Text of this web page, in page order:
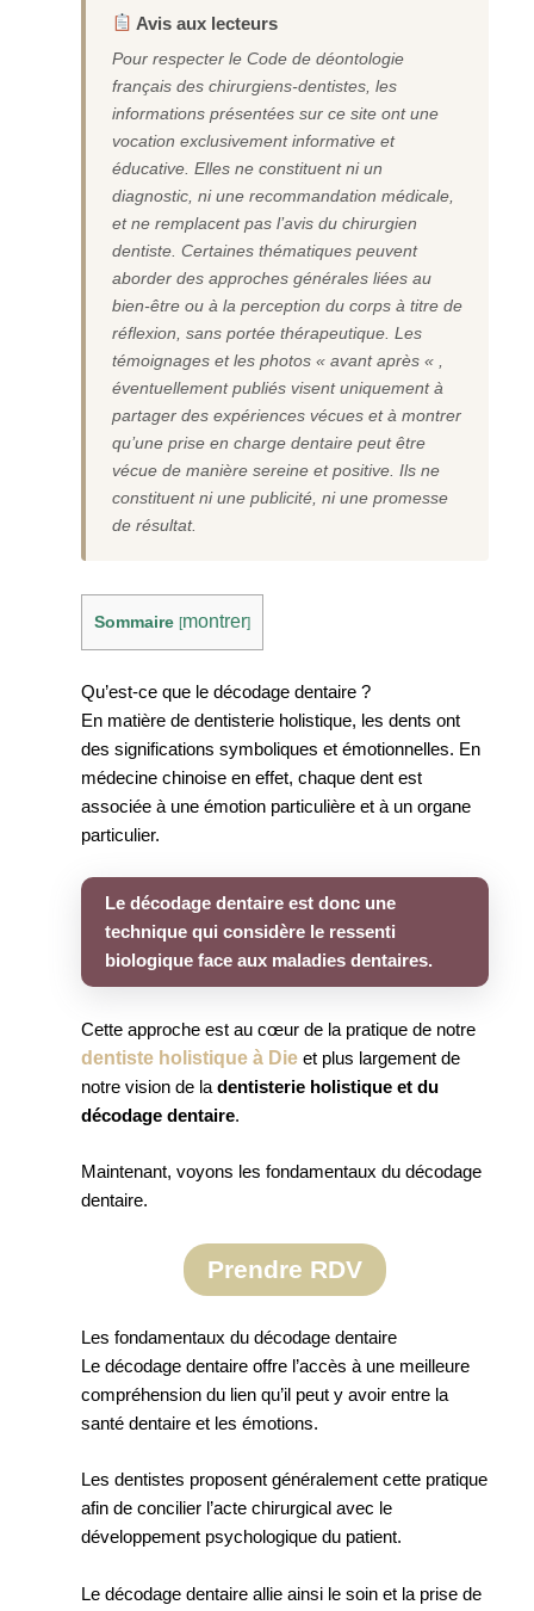
Avis aux lecteurs
Pour respecter le Code de déontologie
français des chirurgiens-dentistes, les
informations présentées sur ce site ont une
vocation exclusivement informative et
éducative. Elles ne constituent ni un
diagnostic, ni une recommandation médicale,
et ne remplacent pas l’avis du chirurgien
dentiste. Certaines thématiques peuvent
aborder des approches générales liées au
bien-être ou à la perception du corps à titre de
réflexion, sans portée thérapeutique. Les
témoignages et les photos « avant après « ,
éventuellement publiés visent uniquement à
partager des expériences vécues et à montrer
qu’une prise en charge dentaire peut être
vécue de manière sereine et positive. Ils ne
constituent ni une publicité, ni une promesse
de résultat.
Sommaire [montrer]
Qu’est-ce que le décodage dentaire ?
En matière de dentisterie holistique, les dents ont
des significations symboliques et émotionnelles. En
médecine chinoise en effet, chaque dent est
associée à une émotion particulière et à un organe
particulier.
Le décodage dentaire est donc une
technique qui considère le ressenti
biologique face aux maladies dentaires.
Cette approche est au cœur de la pratique de notre
dentiste holistique à Dieet plus largement de
notre vision de la dentisterie holistique et du
décodage dentaire.
Maintenant, voyons les fondamentaux du décodage
dentaire.
Prendre RDV
Les fondamentaux du décodage dentaire
Le décodage dentaire offre l’accès à une meilleure
compréhension du lien qu’il peut y avoir entre la
santé dentaire et les émotions.
Les dentistes proposent généralement cette pratique
afin de concilier l’acte chirurgical avec le
développement psychologique du patient.
Le décodage dentaire allie ainsi le soin et la prise de